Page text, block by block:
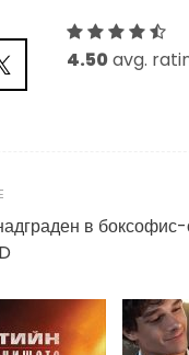
4.50avg.
в